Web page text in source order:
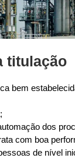
titulação
bem
dos
com boa
de nível